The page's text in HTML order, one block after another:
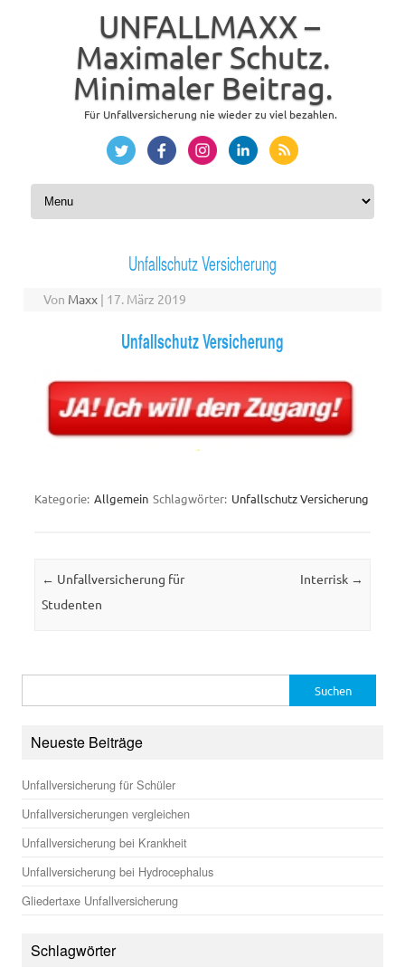
UNFALLMAXX –
Maximaler Schutz.
Minimaler Beitrag.
Für Unfallversicherung nie wieder zu viel bezahlen.
Zum Inhalt springen
Unfallschutz Versicherung
Von Maxx | 17. März 2019
Unfallschutz Versicherung
Kategorie: Allgemein Schlagwörter: Unfallschutz Versicherung
Beitrags-Navigation
← Unfallversicherung für
Studenten
Interrisk →
nach:
Neueste Beiträge
Unfallversicherung für Schüler
Unfallversicherungen vergleichen
Unfallversicherung bei Krankheit
Unfallversicherung bei Hydrocephalus
Gliedertaxe Unfallversicherung
Schlagwörter